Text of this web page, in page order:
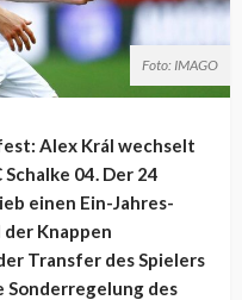
Foto: IMAGO
Alex Král wechselt
04. Der 24
einen Ein-Jahres-
Knappen
Transfer des Spielers
Sonderregelung des